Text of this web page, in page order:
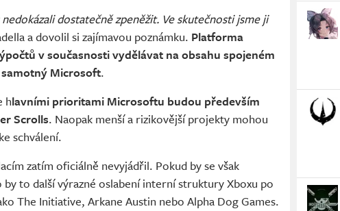
dostatečně zpeněžit. Ve skutečnosti jsme ji
a dovolil si zajímavou poznámku. Platforma
v současnosti vydělávat na obsahu spojeném
Microsoft.
hlavními prioritami Microsoftu budou především
Scrolls. Naopak menší a rizikovější projekty mohou
schválení.
zatím oficiálně nevyjádřil. Pokud by se však
to další výrazné oslabení interní struktury Xboxu po
The Initiative, Arkane Austin nebo Alpha Dog Games.